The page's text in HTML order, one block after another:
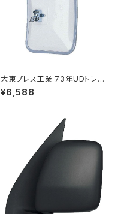
大東プレス工業 73年UDトレー
ラーミラーL013 （P付） DI-52
¥6,588